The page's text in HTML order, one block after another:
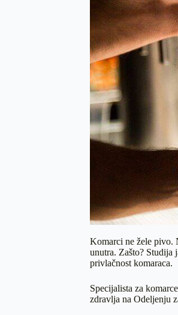
Komarci ne žele pivo.
unutra. Zašto? Studija
privlačnost komaraca.
Specijalista za
zdravlja na Odeljenju